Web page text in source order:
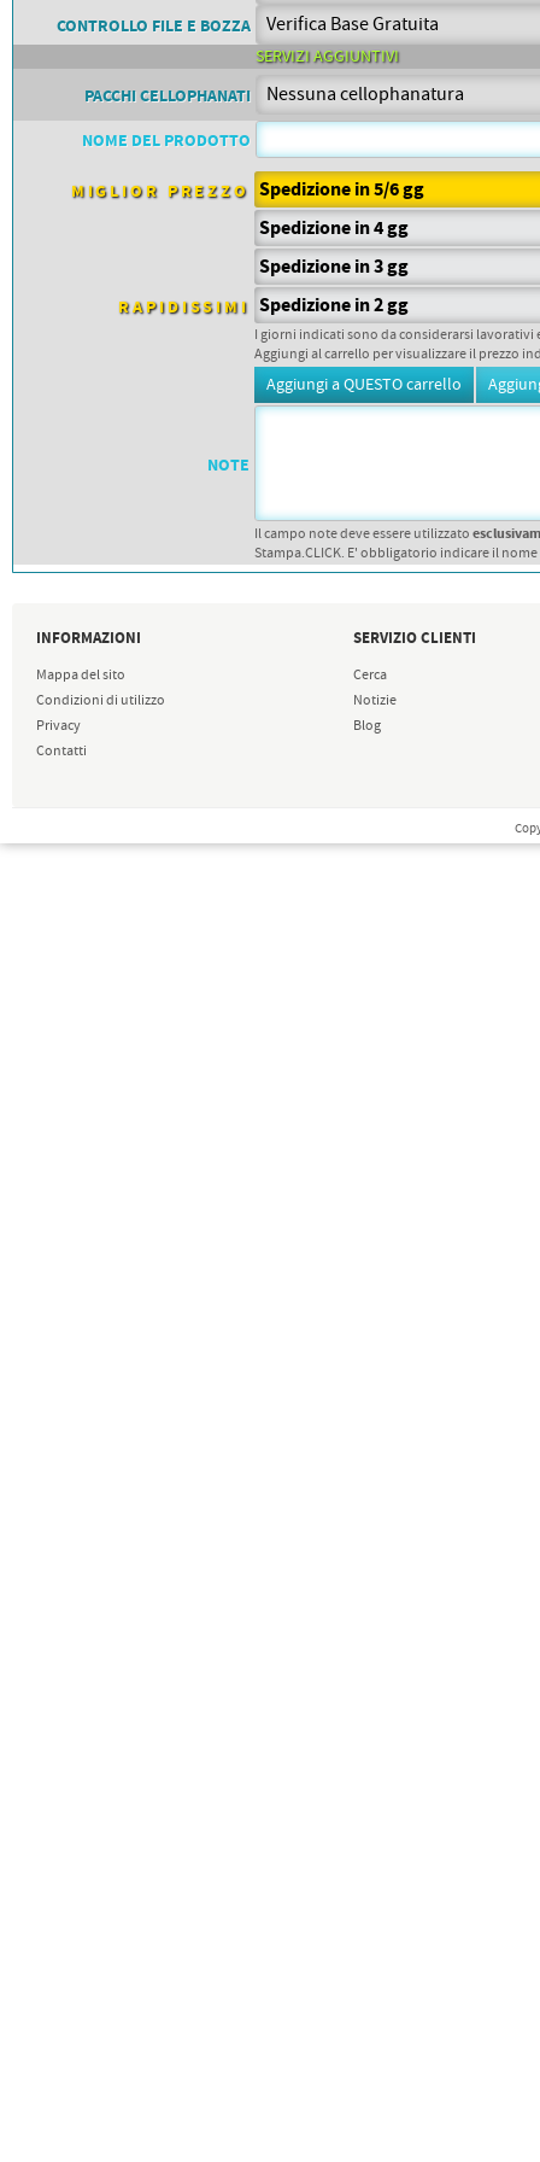
DORSALI TARGHE
PETTORALI NUMERI DA
NUMERI DA GARA MTB
CONTROLLO FILE E BOZZA
SERVIZI AGGIUNTIVI
PACCHI CELLOPHANATI
NOME DEL PRODOTTO
MIGLIOR PREZZO Spedizione in 5/6 gg
Spedizione in 4 gg
Spedizione in 3 gg
RAPIDISSIMI Spedizione in 2 gg
I giorni indicati sono da considerarsi
Aggiungi al carrello per visualizzare il prezzo
NOTE
Il campo note deve essere utilizzato
Stampa.CLICK. E' obbligatorio indicare il
INFORMAZIONI
Mappa del sito
Condizioni di utilizzo
Privacy
Contatti
SERVIZIO CLIENTI
Cerca
Notizie
Blog